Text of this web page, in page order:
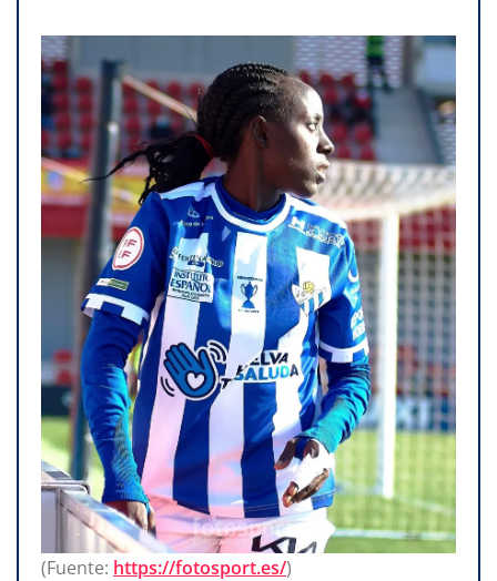
(Fuente: https://fotosport.es/)